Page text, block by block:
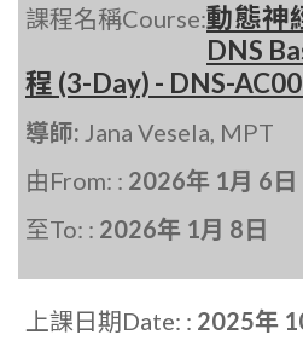
課程名稱Course:動態神
DNS
程 (3-Day) - DNS-
導師: Jana Vesela, MPT
由From: : 2026年 1月 6日
至To: : 2026年 1月 8日
上課日期Date: : 2025年